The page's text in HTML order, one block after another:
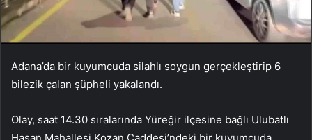
Adana’da bir kuyumcuda silahlı soygun gerçekleştirip 6
bilezik çalan şüpheli yakalandı.
Olay, saat 14.30 sıralarında Yüreğir ilçesine bağlı Ulubatlı